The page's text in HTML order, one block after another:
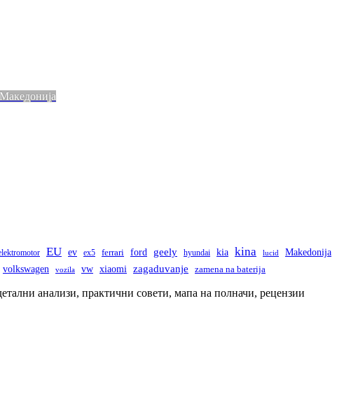
EU ev ex5 ferrari ford geely hyundai kia kina lucid Makedonija
volkswagen vozila vw xiaomi zagaduvanje zamena na baterija
анализи, практични совети, мапа на полначи, рецензии